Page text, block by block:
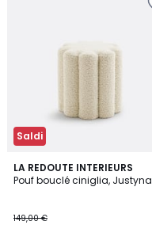
Saldi
LA REDOUTE INTERIEURS
Pouf bouclé ciniglia, Justyna
149,00 €
4,7
/ 5